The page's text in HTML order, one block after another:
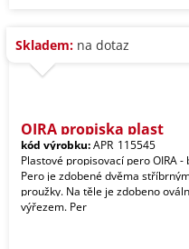
Skladem: na dotaz
OIRA propiska plast
kód výrobku:APR_115545
Plastové propisovací pero OIRA -
Pero je zdobené dvěma
proužky. Na těle je zdobeno
výřezem. Per